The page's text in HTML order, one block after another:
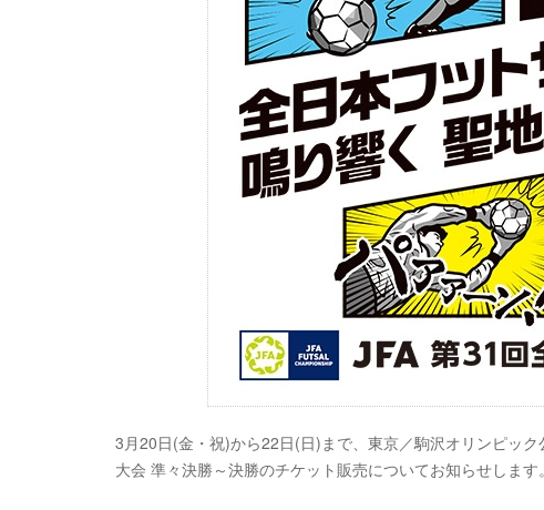
3月20日(金・祝)から22日(日)まで、東京／駒沢オリンピッ
大会 準々決勝～決勝のチケット販売についてお知らせします。